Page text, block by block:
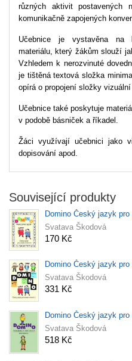
různých aktivit postavených
komunikačně zapojených
Učebnice je vystavěna na
materiálu, který žákům slouží
Vzhledem k nerozvinuté
je tištěná textová složka
opírá o propojení složky vizuální
Učebnice také poskytuje
v podobě básniček a říkadel.
Žáci využívají učebnici jako
dopisování apod.
Související produkty
Domino Český jazyk
Svatava Škodová
170 Kč
Domino Český jazyk
Svatava Škodová
331 Kč
Domino Český jazyk
Svatava Škodová
518 Kč